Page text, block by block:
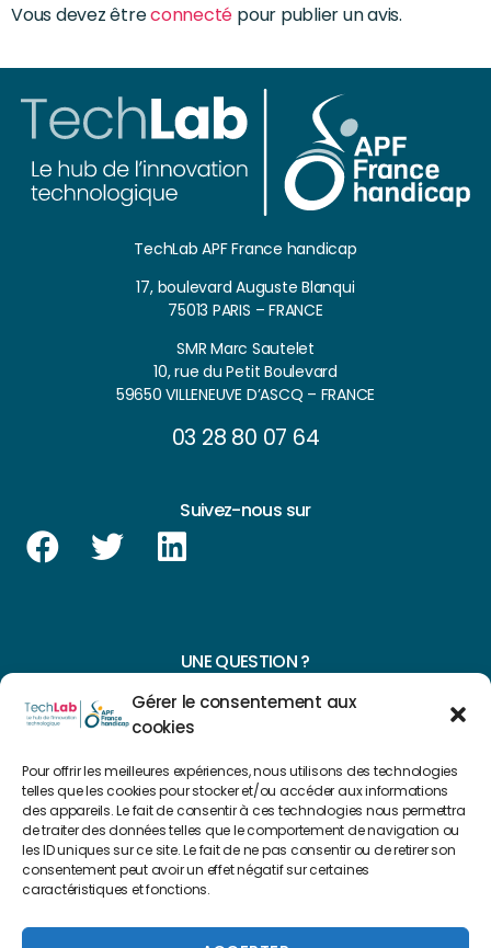
Gérer le consentement aux
cookies
Pour offrir les meilleures expériences, nous utilisons des technologies
telles que les cookies pour stocker et/ou accéder aux informations
des appareils. Le fait de consentir à ces technologies nous permettra
de traiter des données telles que le comportement de navigation ou
les ID uniques sur ce site. Le fait de ne pas consentir ou de retirer son
consentement peut avoir un effet négatif sur certaines
caractéristiques et fonctions.
Vous devez êtreconnecté pour publier un avis.
TechLab APF France handicap
17, boulevard Auguste Blanqui
75013 PARIS – FRANCE
SMR Marc Sautelet
10, rue du Petit Boulevard
59650 VILLENEUVE D’ASCQ – FRANCE
03 28 80 07 64
Suivez-nous sur
UNE QUESTION ?
CONTACTEZ-NOUS
NAVIGUER SUR NOTRE SITE
Plan du site
FAIRE UN DON
Copyright 2022 © Créé par